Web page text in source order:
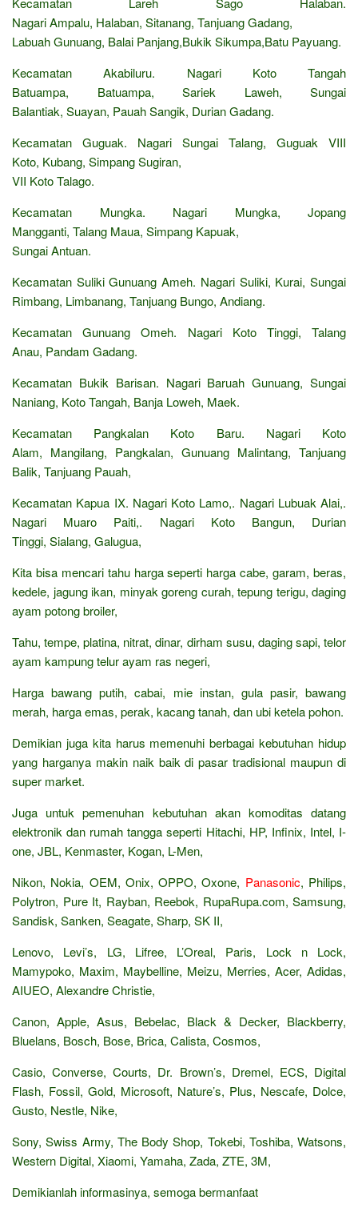
Nagari Ampalu, Halaban, Sitanang, Tanjuang Gadang,
Labuah Gunuang, Balai Panjang,Bukik Sikumpa,Batu Payuang.
Kecamatan Akabiluru. Nagari Koto Tangah
Batuampa, Batuampa, Sariek Laweh, Sungai
Balantiak, Suayan, Pauah Sangik, Durian Gadang.
Kecamatan Guguak. Nagari Sungai Talang, Guguak VIII
Koto, Kubang, Simpang Sugiran,
VII Koto Talago.
Kecamatan Mungka. Nagari Mungka, Jopang
Mangganti, Talang Maua, Simpang Kapuak,
Sungai Antuan.
Kecamatan Suliki Gunuang Ameh. Nagari Suliki, Kurai, Sungai
Rimbang, Limbanang, Tanjuang Bungo, Andiang.
Kecamatan Gunuang Omeh. Nagari Koto Tinggi, Talang
Anau, Pandam Gadang.
Kecamatan Bukik Barisan. Nagari Baruah Gunuang, Sungai
Naniang, Koto Tangah, Banja Loweh, Maek.
Kecamatan Pangkalan Koto Baru. Nagari Koto
Alam, Mangilang, Pangkalan, Gunuang Malintang, Tanjuang
Balik, Tanjuang Pauah,
Kecamatan Kapua IX. Nagari Koto Lamo,. Nagari Lubuak Alai,.
Nagari Muaro Paiti,. Nagari Koto Bangun, Durian
Tinggi, Sialang, Galugua,
Kita bisa mencari tahu harga seperti harga cabe, garam, beras,
kedele, jagung ikan, minyak goreng curah, tepung terigu, daging
ayam potong broiler,
Tahu, tempe, platina, nitrat, dinar, dirham susu, daging sapi, telor
ayam kampung telur ayam ras negeri,
Harga bawang putih, cabai, mie instan, gula pasir, bawang
merah, harga emas, perak, kacang tanah, dan ubi ketela pohon.
Demikian juga kita harus memenuhi berbagai kebutuhan hidup
yang harganya makin naik baik di pasar tradisional maupun di
super market.
Juga untuk pemenuhan kebutuhan akan komoditas datang
elektronik dan rumah tangga seperti Hitachi, HP, Infinix, Intel, I-
one, JBL, Kenmaster, Kogan, L-Men,
Nikon, Nokia, OEM, Onix, OPPO, Oxone, Panasonic, Philips,
Polytron, Pure It, Rayban, Reebok, RupaRupa.com, Samsung,
Sandisk, Sanken, Seagate, Sharp, SK II,
Lenovo, Levi’s, LG, Lifree, L’Oreal, Paris, Lock n Lock,
Mamypoko, Maxim, Maybelline, Meizu, Merries, Acer, Adidas,
AIUEO, Alexandre Christie,
Canon, Apple, Asus, Bebelac, Black & Decker, Blackberry,
Bluelans, Bosch, Bose, Brica, Calista, Cosmos,
Casio, Converse, Courts, Dr. Brown’s, Dremel, ECS, Digital
Flash, Fossil, Gold, Microsoft, Nature’s, Plus, Nescafe, Dolce,
Gusto, Nestle, Nike,
Sony, Swiss Army, The Body Shop, Tokebi, Toshiba, Watsons,
Western Digital, Xiaomi, Yamaha, Zada, ZTE, 3M,
Demikianlah informasinya, semoga bermanfaat